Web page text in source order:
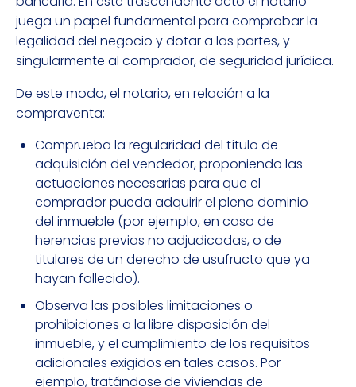
juega un papel fundamental para comprobar la
legalidad del negocio y dotar a las partes, y
singularmente al comprador, de seguridad jurídica.
De este modo, el notario, en relación a la
compraventa:
Comprueba la regularidad del título de
adquisición del vendedor, proponiendo las
actuaciones necesarias para que el
comprador pueda adquirir el pleno dominio
del inmueble (por ejemplo, en caso de
herencias previas no adjudicadas, o de
titulares de un derecho de usufructo que ya
hayan fallecido).
Observa las posibles limitaciones o
prohibiciones a la libre disposición del
inmueble, y el cumplimiento de los requisitos
adicionales exigidos en tales casos. Por
ejemplo, tratándose de viviendas de